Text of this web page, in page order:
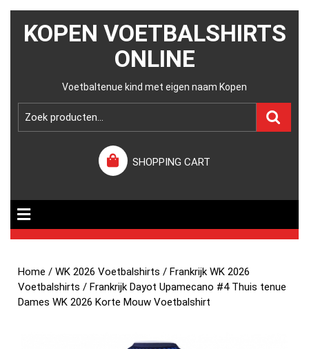
KOPEN VOETBALSHIRTS
ONLINE
Voetbaltenue kind met eigen naam Kopen
SHOPPING CART
Home /WK 2026 Voetbalshirts /Frankrijk WK 2026
Voetbalshirts / Frankrijk Dayot Upamecano #4 Thuis tenue
Dames WK 2026 Korte Mouw Voetbalshirt